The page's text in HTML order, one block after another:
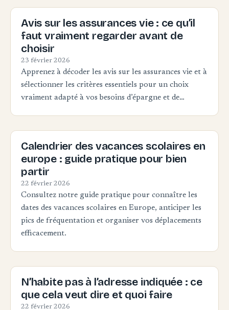
Avis sur les assurances vie : ce qu’il
faut vraiment regarder avant de
choisir
23 février 2026
Apprenez à décoder les avis sur les assurances vie et à
sélectionner les critères essentiels pour un choix
vraiment adapté à vos besoins d’épargne et de…
Calendrier des vacances scolaires en
europe : guide pratique pour bien
partir
22 février 2026
Consultez notre guide pratique pour connaître les
dates des vacances scolaires en Europe, anticiper les
pics de fréquentation et organiser vos déplacements
efficacement.
N’habite pas à l’adresse indiquée : ce
que cela veut dire et quoi faire
22 février 2026